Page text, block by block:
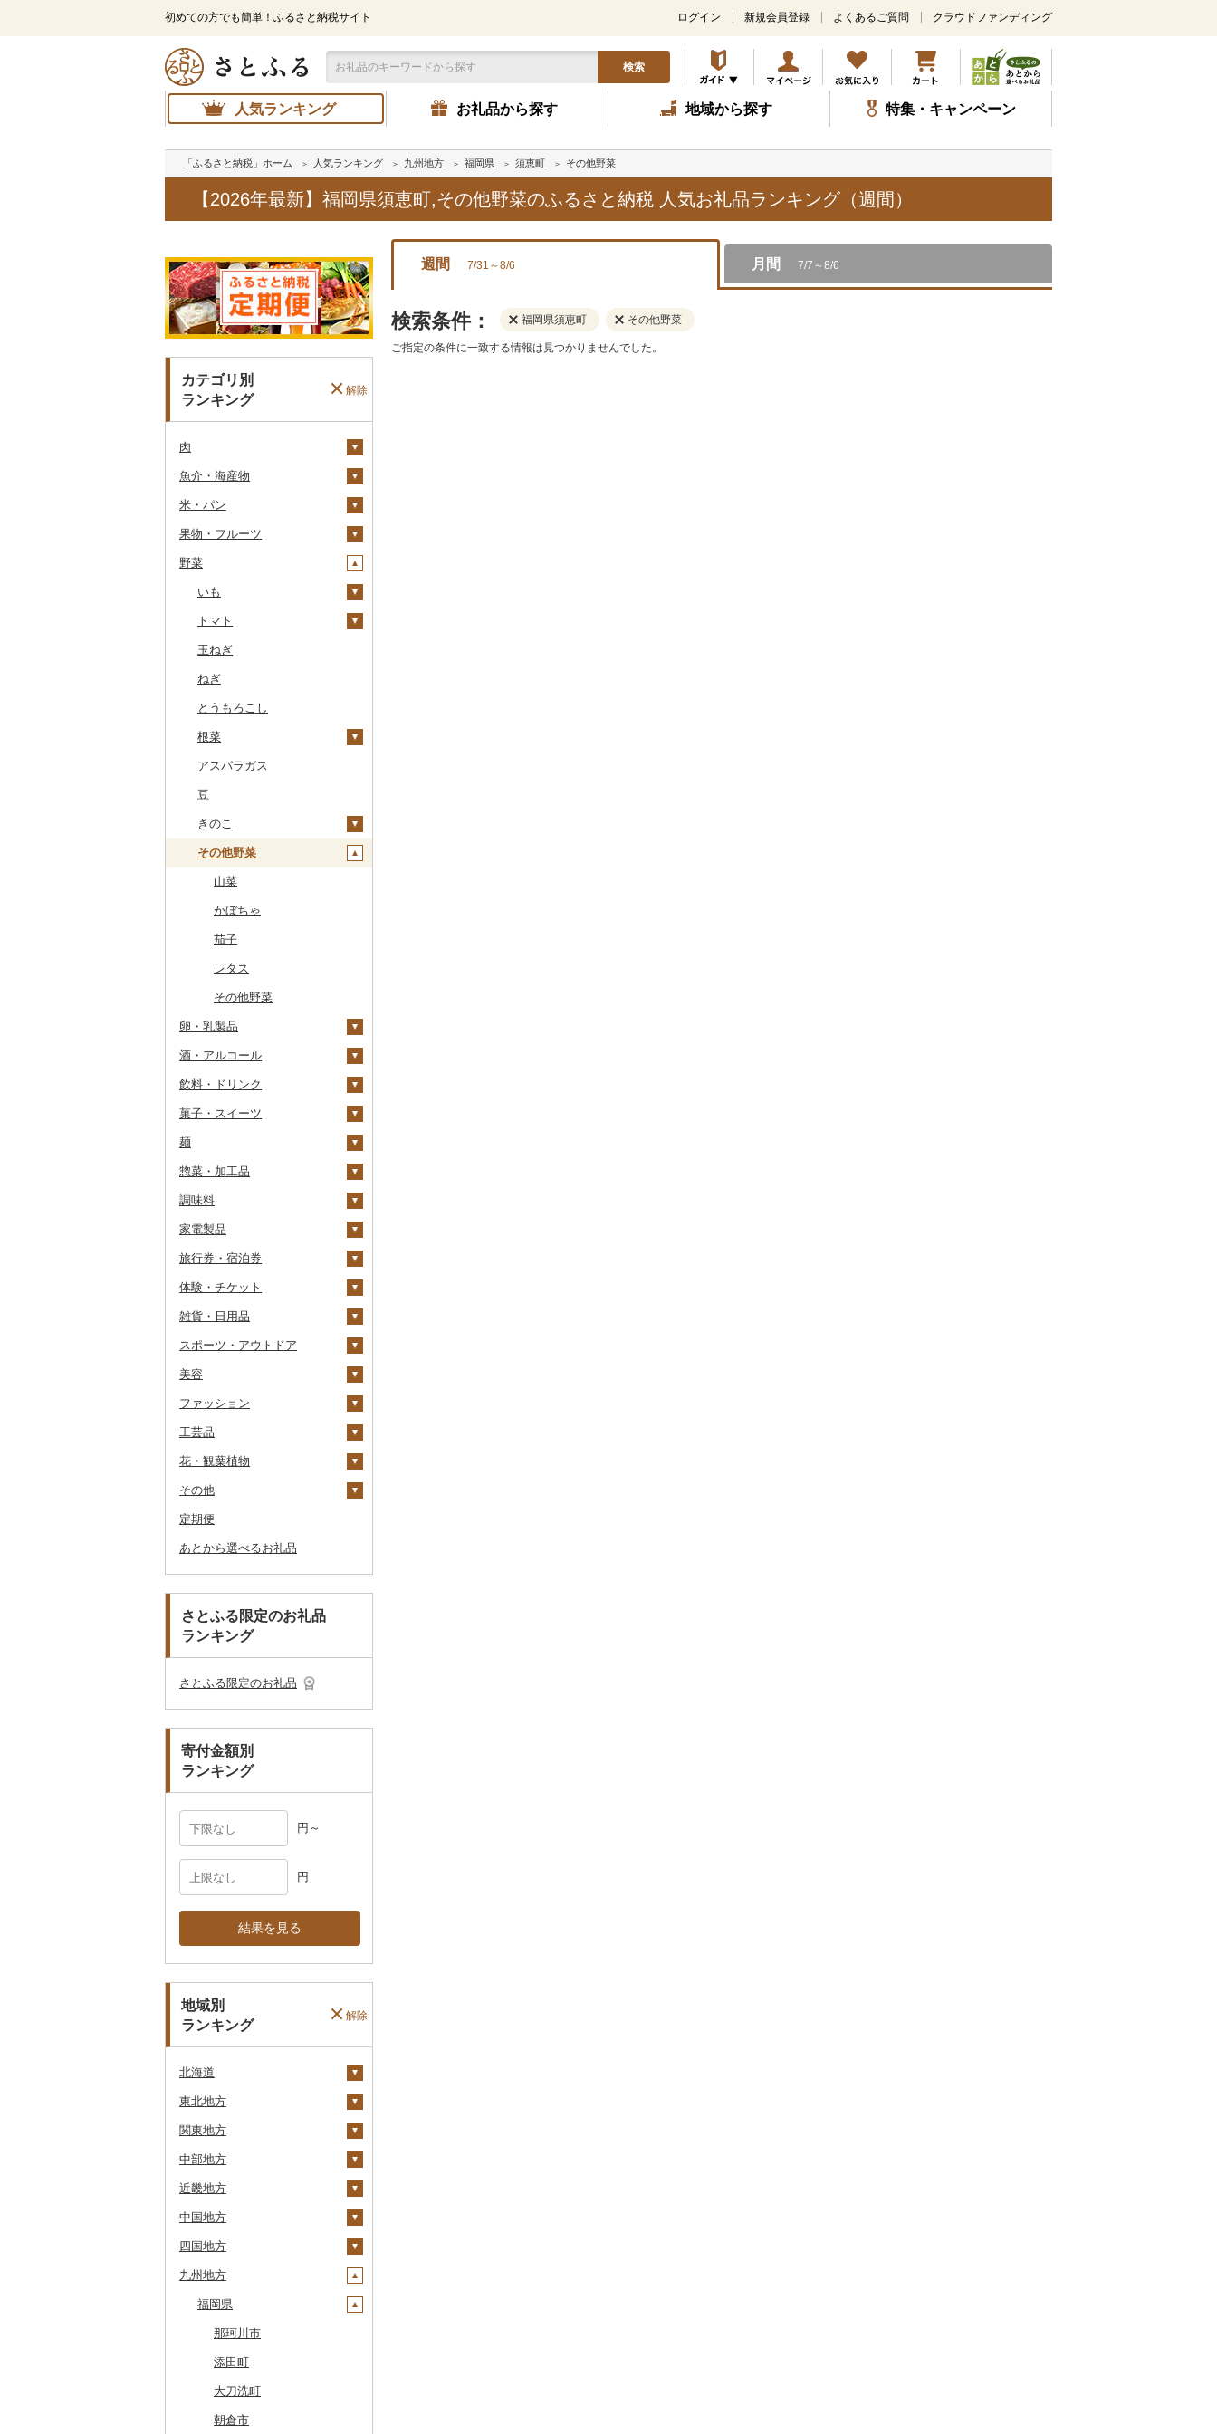
初めての方でも簡単！ふるさと納税サイト
メ
ン
コ
ン
テ
ツ
キ
ッ
プ
ログイン 新規会員登録 よくあるご質問 クラウドファンディング
検索
人気ランキング お礼品から探す 地域から探す 特集・キャンペーン
「ふるさと納税」ホーム 人気ランキング 九州地方 福岡県 須恵町 その他野菜
【2026年最新】福岡県須恵町,その他野菜のふるさと納税 人気お礼品ランキング（週間）
カテゴリ別
ランキング
解除
肉
牛肉（精肉）
ステーキ
すき焼き
焼肉
牛タン
和牛
黒毛和牛
白老牛
仙台牛
米沢牛
常陸牛
上州牛
飛騨牛
近江牛
神戸牛・神戸ビーフ
但馬牛
土佐あかうし
佐賀牛
長崎和牛
あか牛
宮崎牛
牛肉（加工品）
ハンバーグ
ローストビーフ
ビーフジャーキー
その他牛肉（加工品）
豚肉（精肉）
すき焼き
しゃぶしゃぶ
焼肉
アグー豚
その他豚肉（精肉）
豚肉（加工品）
ハンバーグ
もつ鍋
ハム
ソーセージ・ウインナ
鶏肉
鶏肉（精肉）
ハム・ソーセージ
唐揚げ
中津からあげ
水炊き
地鶏
その他鶏肉
鹿肉
馬肉
羊肉・ラム肉（ジンギス
魚介・海産物
カニ
ズワイガニ
毛ガニ
かにしゃぶ
その他カニ
エビ
ボタンエビ
伊勢海老
その他エビ
いくら
うに
明太子・たらこ
明太子
たらこ
その他魚卵
数の子
からすみ
キャビア
その他魚卵
貝
帆立（ホタテ）
鮑（アワビ）
牡蠣（カキ）
しじみ
サザエ
はまぐり
その他貝
うなぎ
鮮魚
鮭・サーモン
イワシ
カツオ
金目鯛
クエ
くじら
サバ
さんま
鯛
のどぐろ
ふぐ
ブリ
その他鮮魚
イカ・タコ
タコ
海苔・海藻
海苔
わかめ
ひじき
その他海苔・海藻
干物
ししゃも
その他干物
その他魚介・加工品
しらす・ちりめん
かまぼこ・練り製品
その他魚介・加工品
米・パン
米
無洗米
玄米
金芽米
ゆめぴりか
つや姫
コシヒカリ
はえぬき
あきたこまち
ひとめぼれ
ミルキークィーン
ななつぼし
その他米
雑穀
餅
その他穀物加工品
パン
果物・フルーツ
ぶどう・マスカット
巨峰
ナガノパープル
ピオーネ
デラウェア
シャインマスカット
その他ぶどう・マスカ
いちご
りんご
もも
メロン
さくらんぼ
梨
和梨
マンゴー
みかん・柑橘
みかん
レモン
不知火・デコポン
せとか
文旦
まどんな
ポンカン
その他柑橘
すいか
キウイ
柿（カキ）
ドライフルーツ
干し柿
干し芋
その他ドライフルーツ
その他果物
びわ
ブルーベリー
パイナップル
栗
その他果物
野菜
いも
じゃがいも
さつまいも
その他いも
トマト
フルーツトマト
ミニトマト
その他トマト
玉ねぎ
ねぎ
とうもろこし
根菜
人参
自然薯
レンコン
にんにく・生姜
その他根菜
アスパラガス
豆
きのこ
しいたけ
松茸
その他きのこ
その他野菜
山菜
かぼちゃ
茄子
レタス
その他野菜
卵・乳製品
卵
チーズ
ヨーグルト
バター
その他乳製品
酒・アルコール
ビール・発泡酒
ビール
地ビール・クラフトビ
日本酒
純米吟醸
大吟醸
吟醸
その他日本酒
芋焼酎
麦焼酎
米焼酎
黒糖焼酎
その他焼酎
梅酒
泡盛
ワイン
白ワイン
赤ワイン
シャンパン・スパーク
ウイスキー
リキュール・洋酒
甘酒
ノンアルコール
その他酒
飲料・ドリンク
水・ミネラルウォーター
飲料
コーヒー豆
粉
ドリップ
茶
飲料
茶葉・ティーバッグ
静岡茶
足柄茶
知覧茶
八女茶
果汁飲料
りんごジュース
みかんジュース（オレ
紅茶
飲料
茶葉・ティーバッグ
その他飲料・ジュース
野菜ジュース
炭酸飲料
豆乳
菓子・スイーツ
クッキー
焼き菓子
プリン
ゼリー
チョコレート
カステラ
アイス・ジェラート
その他洋菓子
煎餅・おかき
羊羹
饅頭
大福
その他和菓子
麺
ラーメン
うどん
そば
パスタ
ひやむぎ
そうめん
その他麺
惣菜・加工品
惣菜
餃子
シュウマイ
コロッケ
その他惣菜
カレー・シチュー
カレー
シチュー
鍋
肉
魚
その他鍋
ピザ
レトルト
スープ
豆腐・納豆
豆腐
漬物
キムチ
その他漬物
缶詰・瓶詰
肉
魚
ジャム
その他缶詰・瓶詰
乾物
燻製（スモーク）
おせち
その他加工品
調味料
砂糖
塩
醤油
味噌
酢
だし
食用油
オリーブオイル
ごま油
はちみつ
ドレッシング
その他調味料
ケチャップ
こしょう
その他調味料
家電製品
季節・空調家電
キッチン家電
照明器具
パソコン・周辺機器
TV・オーディオ・カメラ
美容・健康家電
カー用品
時計
その他家電
旅行券・宿泊券
旅行券
JTBふるさと旅行クー
その他旅行券
宿泊券
体験・チケット
PayPay商品券
食事券
温泉・サウナ・スパ利用
券
GDOふるさとゴルフ
プレークーポン
その他のゴルフプレー
花火大会チケット
カタログギフト
雑貨・日用品
家具・インテリア
机・テーブル
その他家具・インテリ
寝具
布団
毛布
タオルケット
タオル
その他タオル
文房具・印鑑
ボールペン
ノート・ファイル
その他文房具
食器
グラス・カップ
箸
スプーン・フォーク・
ナイフ
皿・椀
その他食器
キッチン用品
フライパン
鍋
まな板
土鍋
日用品
洗剤
トイレットペーパー
ティッシュ
その他日用品
楽器・器材
本・CD・DVD
おもちゃ・ぬいぐるみ
ご当地キャラクター
ペット用品
その他雑貨
スポーツ・アウトドア
ゴルフ
ゴルフボール
ゴルフウェア
その他ゴルフ
釣り
サイクリング
アウトドア・キャンプ
その他スポーツ
その他スポーツ
美容
スキンケア
洗顔
その他スキンケア
シャンプー・リンス
石鹸・ボディーソープ
入浴剤
アロマ
プロテイン
その他美容
ファッション
鞄・バッグ
トートバッグ・ショル
ツケース
その他鞄・バッグ
洋服
女性・レディース
子供・ベビー
その他洋服
和服
靴・履物
靴・シューズ
スリッパ・下駄・草履
その他靴・履物
アクセサリー
ペンダント・ネックレ
ス
ピアス・イヤリング
その他アクセサリー
その他服飾小物
ショール・ストール
マフラー・手袋
工芸品
織物
本場奄美大島紬
陶器・漆器
唐津焼
備前焼
美濃焼
村上木彫堆朱
その他装飾品・工芸品
数珠
工芸品
播州そろばん
美濃和紙
花・観葉植物
観葉植物・苗木
花
胡蝶蘭
造花・プリザーブドフ
ラワー
その他花
盆栽・その他
その他
地域サービス
その他
定期便
あとから選べるお礼品
さとふる限定のお礼品
ランキング
さとふる限定のお礼品
寄付金額別
ランキング
円～
円
結果を見る
地域別
ランキング
解除
北海道
安平町
八雲町
鹿部町
江差町
白老町
せたな町
旭川市
森町
稚内市
標津町
清里町
北斗市
東北地方
青森県
十和田市
大鰐町
南部町
五戸町
藤崎町
六ヶ所村
東北町
三戸町
東通村
黒石市
岩手県
宮古市
軽米町
岩手町
矢巾町
釜石市
野田村
普代村
一戸町
陸前高田市
宮城県
柴田町
色麻町
丸森町
大衡村
加美町
利府町
白石市
登米市
秋田県
大潟村
横手市
能代市
小坂町
仙北市
井川町
潟上市
山形県
村山市
尾花沢市
上山市
河北町
酒田市
新庄市
福島県
天栄村
広野町
鏡石町
須賀川市
小野町
関東地方
茨城県
土浦市
取手市
つくば市
稲敷市
潮来市
五霞町
北茨城市
境町
かすみがうら市
栃木県
那須塩原市
市貝町
塩谷町
上三川町
佐野市
真岡市
高根沢町
大田原市
群馬県
榛東村
下仁田町
玉村町
安中市
川場村
昭和村
甘楽町
埼玉県
春日部市
蕨市
戸田市
毛呂山町
久喜市
ふじみ野市
千葉県
勝浦市
袖ケ浦市
我孫子市
長柄町
芝山町
東京都
八王子市
日野市
昭島市
武蔵村山市
神奈川県
南足柄市
松田町
大井町
中部地方
新潟県
十日町市
弥彦村
阿賀町
出雲崎町
魚沼市
佐渡市
燕市
南魚沼市
富山県
射水市
氷見市
朝日町
高岡市
魚津市
砺波市
入善町
石川県
羽咋市
七尾市
白山市
穴水町
輪島市
中能登町
福井県
美浜町
小浜市
越前町
若狭町
鯖江市
山梨県
富士吉田市
甲斐市
山梨市
富士川町
長野県
高森町
御代田町
飯田市
岐阜県
養老町
八百津町
静岡県
下田市
愛知県
近畿地方
三重県
鈴鹿市
伊賀市
木曽岬町
多気町
松阪市
桑名市
志摩市
滋賀県
長浜市
高島市
草津市
近江八幡市
竜王町
甲賀市
京都府
宮津市
伊根町
与謝野町
福知山市
亀岡市
大阪府
茨木市
豊能町
枚方市
河内長野市
兵庫県
上郡町
神河町
小野市
奈良県
曽爾村
河合町
和歌山県
湯浅町
中国地方
鳥取県
鳥取県（県庁）
米子市
大山町
琴浦町
日野町
鳥取市
島根県
雲南市
海士町
津和野町
飯南町
安来市
岡山県
津山市
西粟倉村
久米南町
真庭市
広島県
安芸太田町
世羅町
大竹市
山口県
柳井市
平生町
四国地方
徳島県
阿波市
牟岐町
那賀町
三好市
鳴門市
香川県
高松市
直島町
さぬき市
多度津町
愛媛県
今治市
鬼北町
西予市
高知県
香美市
馬路村
九州地方
福岡県
那珂川市
添田町
大刀洗町
朝倉市
週間 7/31～8/6 月間 7/7～8/6
検索条件： 福岡県須恵町 その他野菜
ご指定の条件に一致する情報は見つかりませんでした。